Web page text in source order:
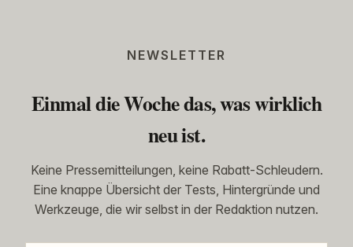
NEWSLETTER
Einmal die Woche das, was wirklich
neu ist.
Keine Pressemitteilungen, keine Rabatt-Schleudern.
Eine knappe Übersicht der Tests, Hintergründe und
Werkzeuge, die wir selbst in der Redaktion nutzen.